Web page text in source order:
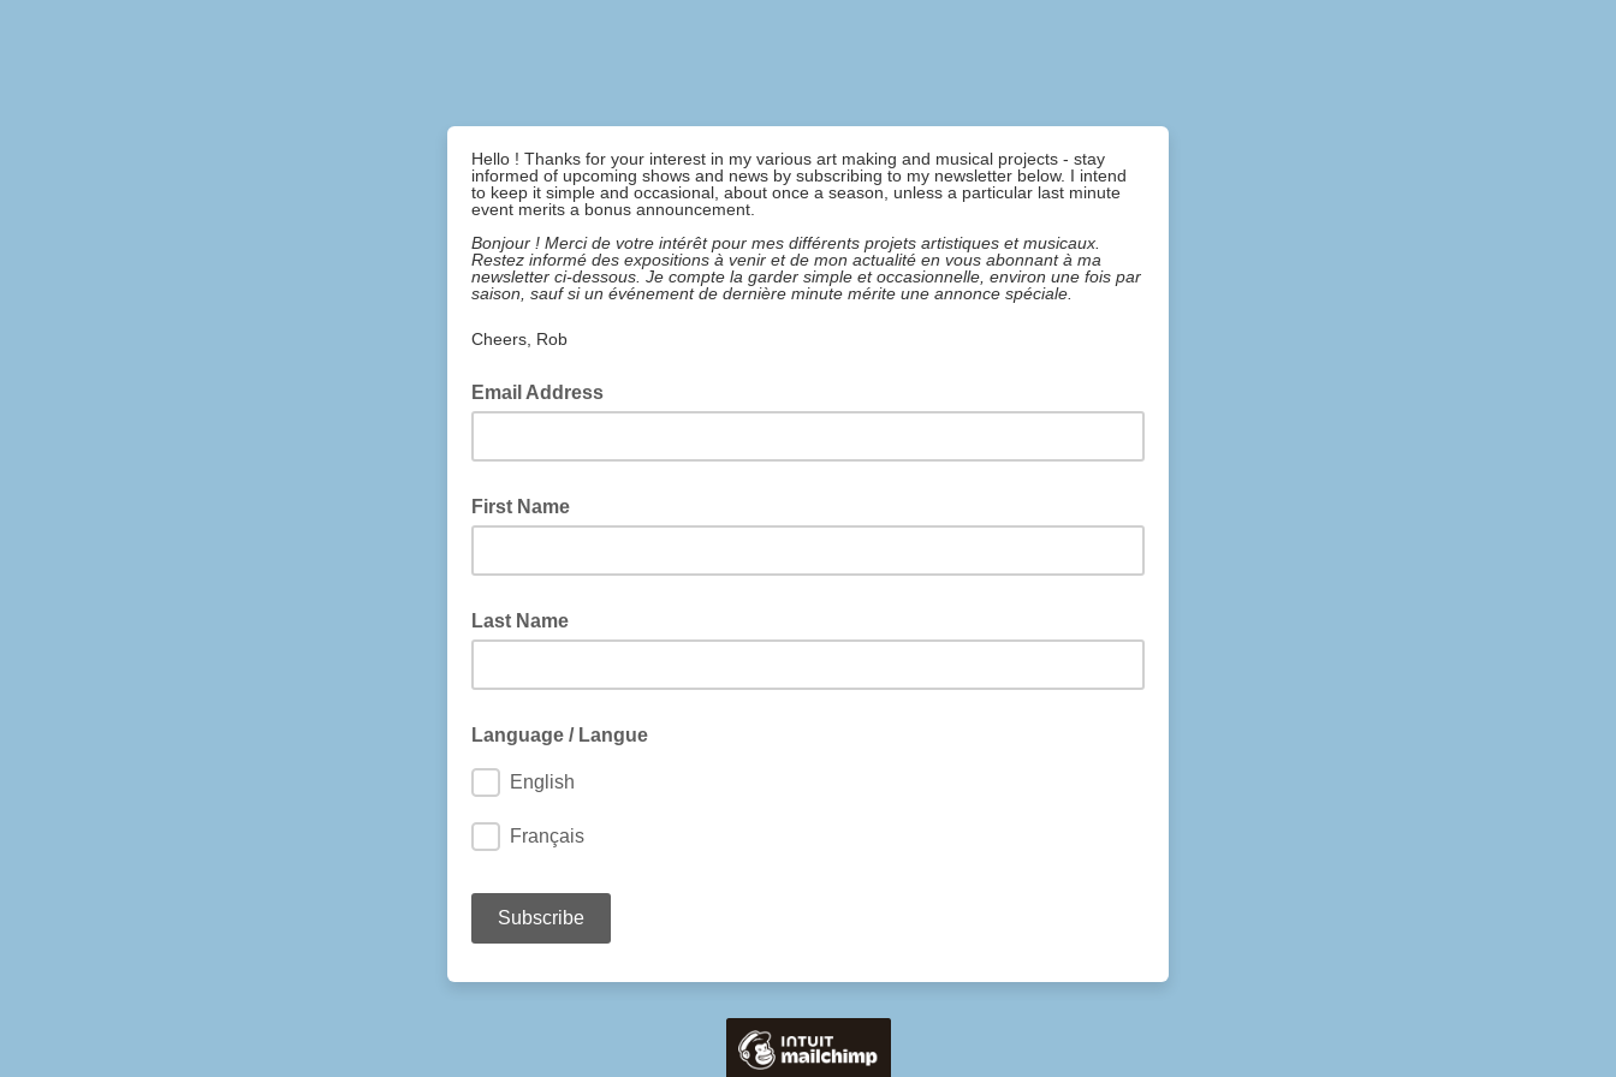
Hello ! Thanks for your interest in my various art making and musical projects - stay
informed of upcoming shows and news by subscribing to my newsletter below. I intend
to keep it simple and occasional, about once a season, unless a particular last minute
event merits a bonus announcement.
Bonjour ! Merci de votre intérêt pour mes différents projets artistiques et musicaux.
Restez informé des expositions à venir et de mon actualité en vous abonnant à ma
newsletter ci-dessous. Je compte la garder simple et occasionnelle, environ une fois par
saison, sauf si un événement de dernière minute mérite une annonce spéciale.
Cheers, Rob
Email Address
First Name
Last Name
Language / Langue
English
Français